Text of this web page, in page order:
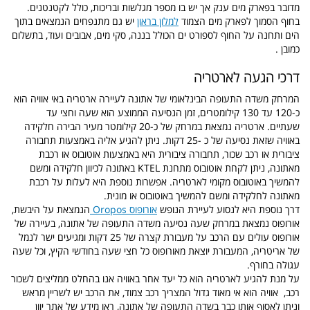
מדובר בפארק מים ענק אך יש בו מספר מגלשות ובריכות, כולל לקטנטנים.
בחוף הסמוך לפארק מים הצמוד למלון בראון יש גם מתנפחים הנמצאים בתוך
הים ותחנה על החוף לספורט ים הכולל בננה, סקי מים, אבובים ועוד, בתשלום
כמובן .
דרכי הגעה לארטריה
המרחק משדה התעופה הבינלאומי של אתונה לעיירה ארטריה באי אוויה הוא
כ-120 עד 130 קילומטרים, זמן הנסיעה הממוצע הוא שעה וחצי עד
שעתיים.
ארטריה נמצאת במרחק של כ-20 קילומטר מעיר הבירה חלקידה
באוויה שזאת נסיעה של כ -25 דקות.
ניתן להגיע אליה באמצעות תחבורה
ציבורית או רכב שכור, תחבורה ציבורית היא באמצעות אוטובוס או רכבת
מאתונה, ניתן לקחת אוטובוס מתחנת KTEL באתונה לכיוון חלקידה ומשם
להמשיך באוטובוס מקומי לארטריה. אפשרות נוספת היא לעלות על רכבת
מאתונה לחלקידה ומשם להמשיך באוטובוס או מונית.
דרך נוספת היא לנסוע לעיירת הנופש אורופוס Oropos
הנמצאת על היבשת,
אורופוס נמצאת במרחק שעה נסיעה משדה התעופה של אתונה, בעיירה של
אורופוס עולים עם הרכב על מעבורת קצרה של 25 דקות ומגיעים ישר לנמל
של אריטריה, המעבורת יוצאת מאורופוס כל חצי שעה בחודשי הקיץ, וכל שעה
עגולה בחורף.
על מנת להגיע לארטריה הוא כל יעד אחר באוויה אנו בהחלט ממליצים לשכור
רכב, אוויה הוא אי מאוד גדול המצריך רכב צמוד, את הרכב יש לשריין מראש
וניתן לאסוף אותו כבר בשדה התעופה של אתונה, ראו מידע של אתר יוון